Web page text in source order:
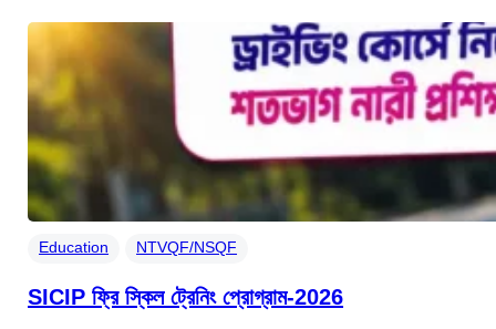
Education NTVQF/NSQF
SICIP ফ্রি স্কিল ট্রেনিং প্রোগ্রাম-2026